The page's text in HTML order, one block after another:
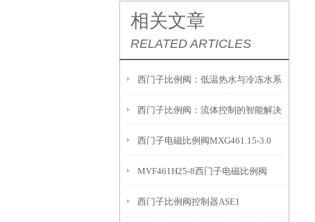
相关文章
RELATED ARTICLES
西门子比例阀：低温热水与冷冻水系
统的理想选择
西门子比例阀：流体控制的智能解决
方案
西门子电磁比例阀MXG461.15-3.0
MVF461H25-8西门子电磁比例阀
西门子比例阀控制器ASE1